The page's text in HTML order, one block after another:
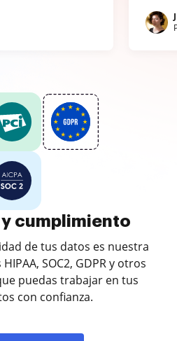
cumplimiento
de tus datos es nuestra
SOC2, GDPR y otros
puedas trabajar en tus
con confianza.